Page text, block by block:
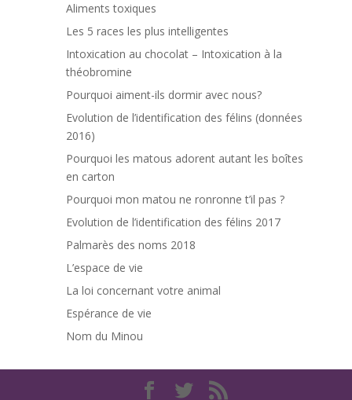
Aliments toxiques
Les 5 races les plus intelligentes
Intoxication au chocolat – Intoxication à la
théobromine
Pourquoi aiment-ils dormir avec nous?
Evolution de l’identification des félins (données
2016)
Pourquoi les matous adorent autant les boîtes
en carton
Pourquoi mon matou ne ronronne t’il pas ?
Evolution de l’identification des félins 2017
Palmarès des noms 2018
L’espace de vie
La loi concernant votre animal
Espérance de vie
Nom du Minou